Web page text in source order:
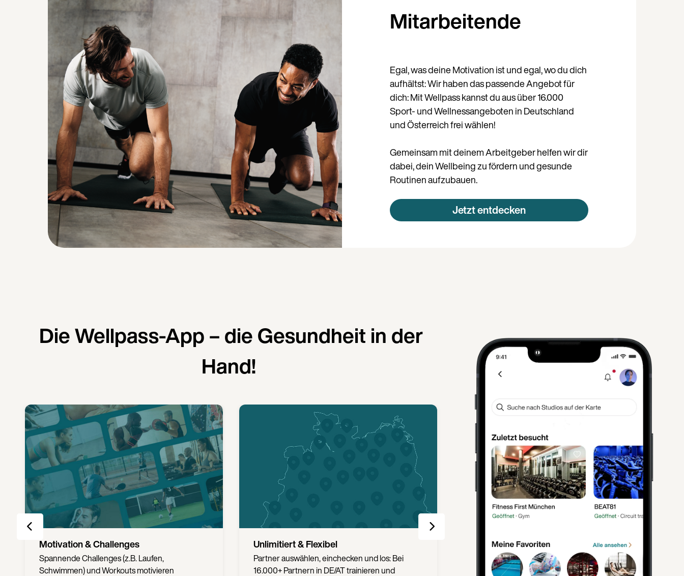
Mitarbeitende
Egal, was deine Motivation ist und egal, wo du dich
aufhältst: Wir haben das passende Angebot für
dich: Mit Wellpass kannst du aus über 16.000
Sport- und Wellnessangeboten in Deutschland
und Österreich frei wählen!
Gemeinsam mit deinem Arbeitgeber helfen wir dir
dabei, dein Wellbeing zu fördern und gesunde
Routinen aufzubauen.
Jetzt entdecken
Die Wellpass-App – die Gesundheit in der
Hand!
Unlimitiert & Flexibel
Partner auswählen, einchecken und los: Bei
16.000+ Partnern in DE/AT trainieren und
Fortschritt & Health-Tracking
Ernährung, Prävention, Achtsamkeit &
Meditation für einen gesunden Lebensstil. So
Wellbeing & Gesundheitsfürsorge
Ernährung, Prävention, Achtsamkeit &
Meditation für einen gesunden Lebensstil. So
Weiter auf Deutsch (Deutschland)